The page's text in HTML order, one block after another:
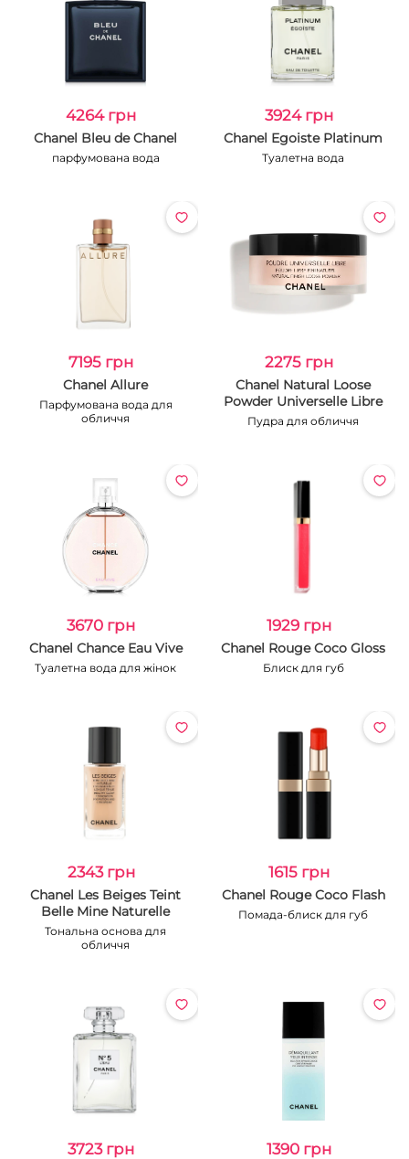
4264 грн
Chanel Bleu de Chanel
парфумована вода
3924 грн
Chanel Egoiste Platinum
Туалетна вода
7195 грн
Chanel Allure
Парфумована вода для
обличчя
2275 грн
Chanel Natural Loose
Powder Universelle Libre
Пудра для обличчя
3670 грн
Chanel Chance Eau Vive
Туалетна вода для жінок
1929 грн
Chanel Rouge Coco Gloss
Блиск для губ
2343 грн
Chanel Les Beiges Teint
Belle Mine Naturelle
Тональна основа для
обличчя
1615 грн
Chanel Rouge Coco Flash
Помада-блиск для губ
3723 грн 1390 грн